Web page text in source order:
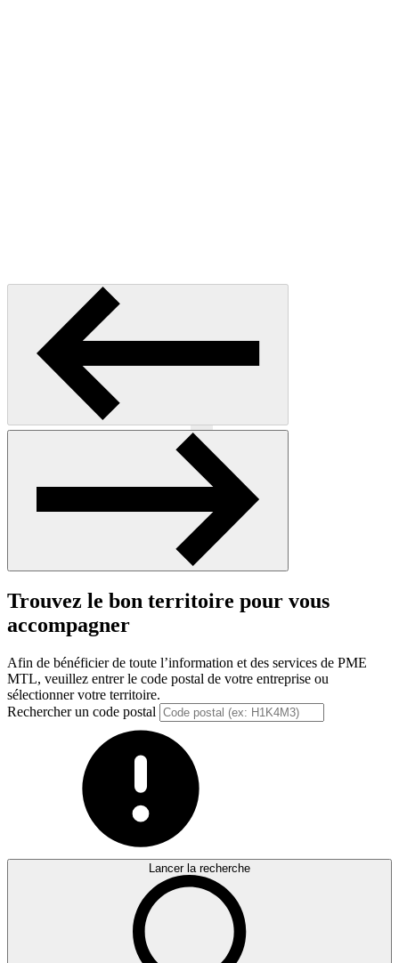
Précédent
Trouvez le bon territoire pour vous
accompagner
Afin de bénéficier de toute l’information et des services de PME
MTL, veuillez entrer le code postal de votre entreprise ou
sélectionner votre territoire.
Rechercher un code postal
Lancer la recherche